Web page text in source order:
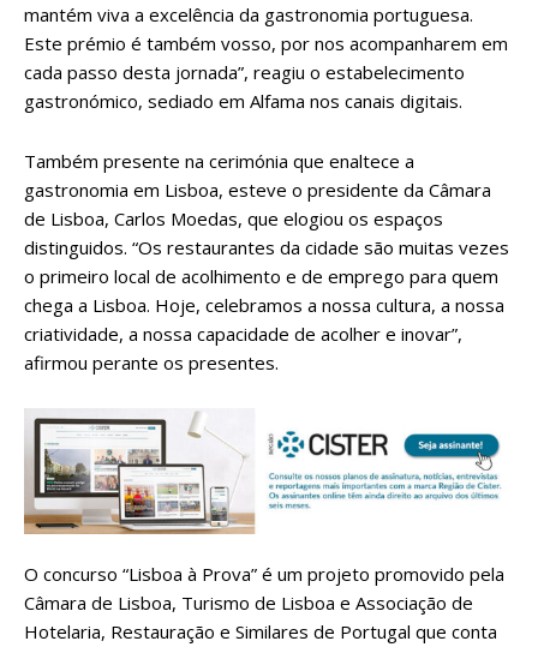
mantém viva a excelência da gastronomia portuguesa.
Este prémio é também vosso, por nos acompanharem em
cada passo desta jornada”, reagiu o estabelecimento
gastronómico, sediado em Alfama nos canais digitais.
Também presente na cerimónia que enaltece a
gastronomia em Lisboa, esteve o presidente da Câmara
de Lisboa, Carlos Moedas, que elogiou os espaços
distinguidos. “Os restaurantes da cidade são muitas vezes
o primeiro local de acolhimento e de emprego para quem
chega a Lisboa. Hoje, celebramos a nossa cultura, a nossa
criatividade, a nossa capacidade de acolher e inovar”,
afirmou perante os presentes.
O concurso “Lisboa à Prova” é um projeto promovido pela
Câmara de Lisboa, Turismo de Lisboa e Associação de
Hotelaria, Restauração e Similares de Portugal que conta